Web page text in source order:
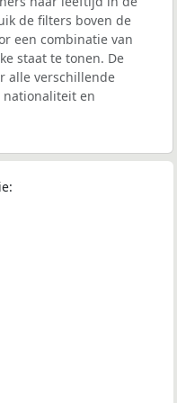
de filters boven de
een combinatie van
staat te tonen. De
alle verschillende
nationaliteit en